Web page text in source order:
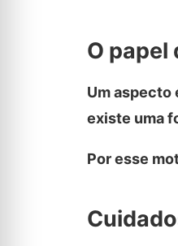
O papel
Um aspecto
existe uma
Por esse